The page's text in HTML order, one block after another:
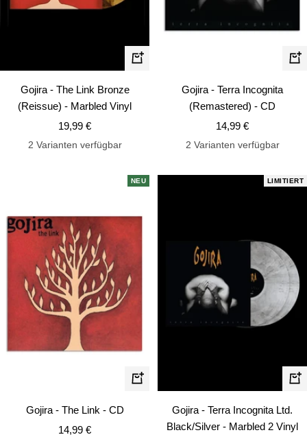
In
Gojira - The Link Bronze
(Reissue) - Marbled Vinyl
Angebotspreis
19,99 €
2 Varianten verfügbar
In
Gojira - Terra Incognita
(Remastered) - CD
Angebotspreis
14,99 €
2 Varianten verfügbar
NEU
In
Warenkorb
Gojira - The Link - CD
Angebotspreis
14,99 €
LIMITIERT
In
Gojira - Terra Incognita Ltd.
Black/Silver - Marbled 2 Vinyl